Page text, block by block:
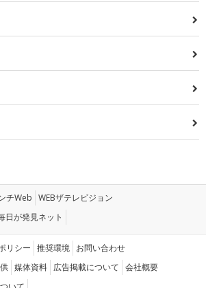
チWeb WEBザテレビジョン
日が発見ネット
リシー 推奨環境 お問い合わせ
媒体資料 広告掲載について 会社概要